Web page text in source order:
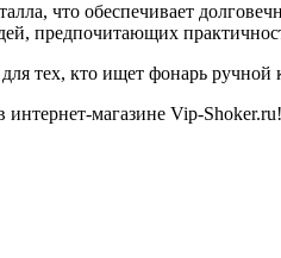
что обеспечивает
предпочитающих
тех, кто ищет фонарь
магазине Vip-